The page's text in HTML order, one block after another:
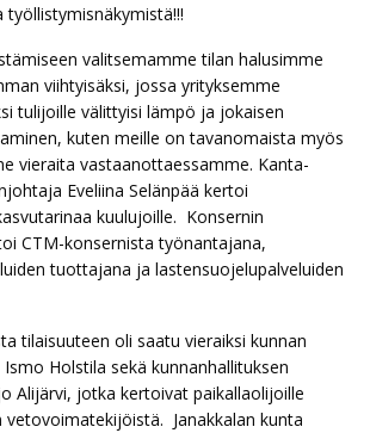
työllistymisnäkymistä!!!
valitsemamme tilan halusimme
viihtyisäksi, jossa yrityksemme
tulijoille välittyisi lämpö ja jokaisen
kuten meille on tavanomaista myös
vieraita vastaanottaessamme. Kanta-
Eveliina Selänpää kertoi
kuulujoille. Konsernin
CTM-konsernista työnantajana,
tuottajana ja lastensuojelupalveluiden
tilaisuuteen oli saatu vieraiksi kunnan
Holstila sekä kunnanhallituksen
Alijärvi, jotka kertoivat paikallaolijoille
vetovoimatekijöistä. Janakkalan kunta